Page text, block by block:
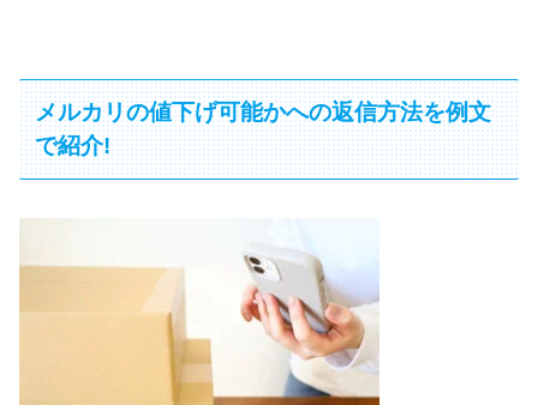
メルカリの値下げ可能かへの返信方法を例文
で紹介!